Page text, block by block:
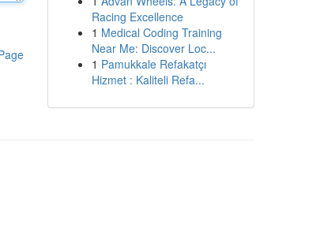
Racing Excellence
1 Medical Coding Training
Near Me: Discover Loc...
1 Pamukkale Refakatçı
Hizmet : Kaliteli Refa...